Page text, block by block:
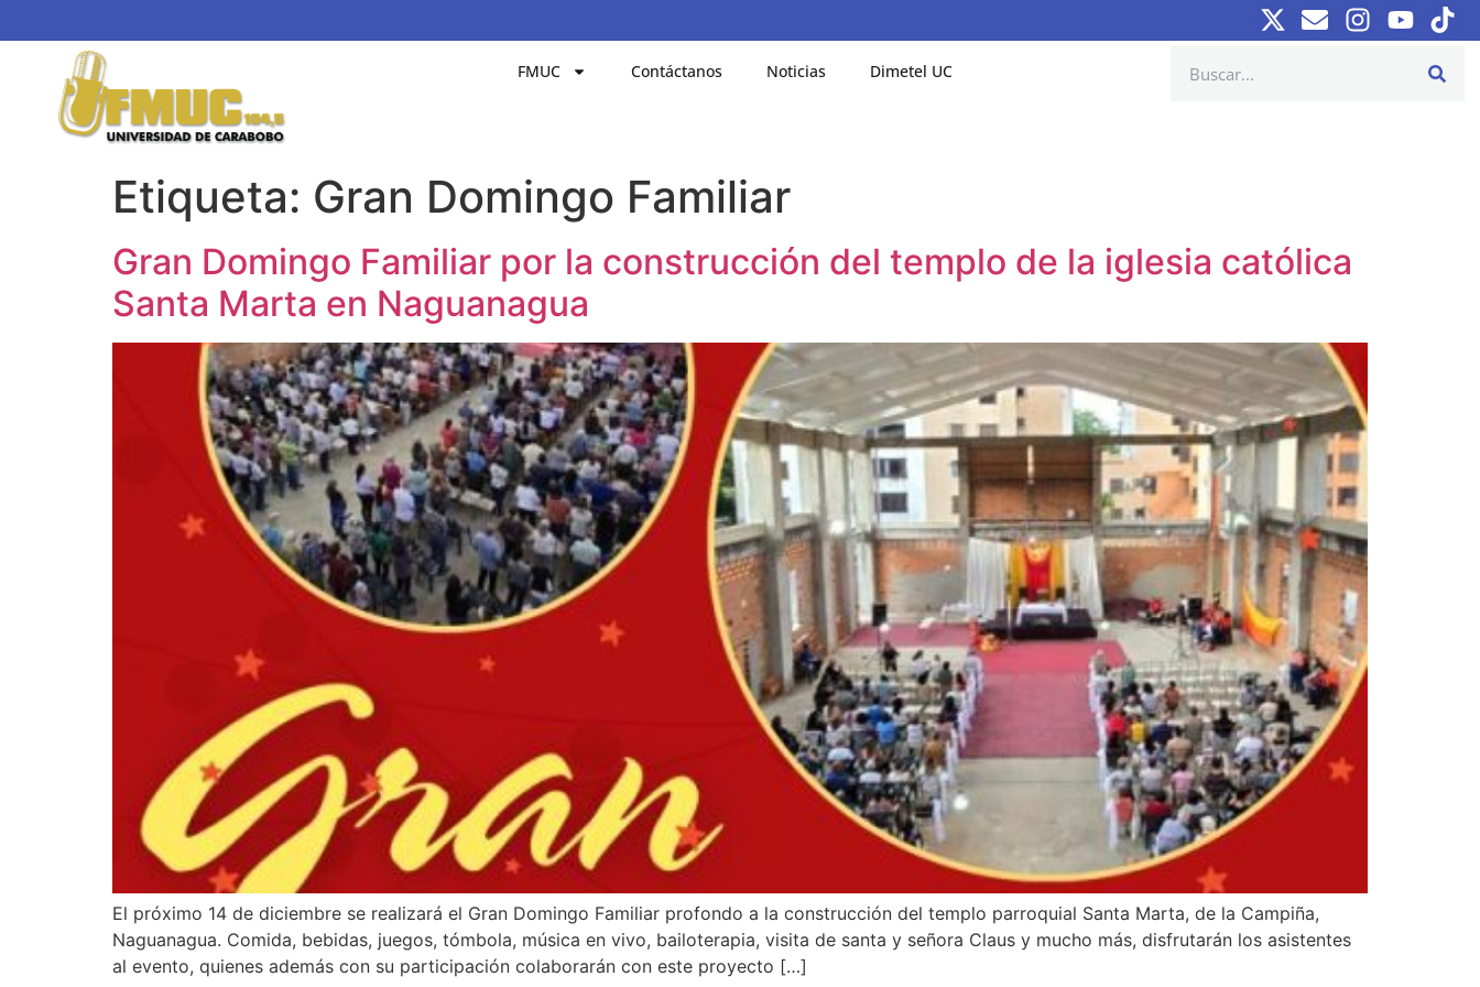
FMUC Contáctanos Noticias Dimetel UC
Etiqueta: Gran Domingo Familiar
Gran Domingo Familiar por la construcción del templo de la iglesia católica
Santa Marta en Naguanagua
El próximo 14 de diciembre se realizará el Gran Domingo Familiar profondo a la construcción del templo parroquial Santa Marta, de la Campiña,
Naguanagua. Comida, bebidas, juegos, tómbola, música en vivo, bailoterapia, visita de santa y señora Claus y mucho más, disfrutarán los asistentes
al evento, quienes además con su participación colaborarán con este proyecto […]